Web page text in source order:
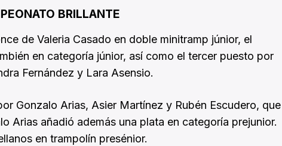
BRILLANTE
de Valeria Casado en doble minitramp júnior, el
en categoría júnior, así como el tercer puesto por
Fernández y Lara Asensio.
Gonzalo Arias, Asier Martínez y Rubén Escudero, que
Arias añadió además una plata en categoría prejunior.
en trampolín presénior.